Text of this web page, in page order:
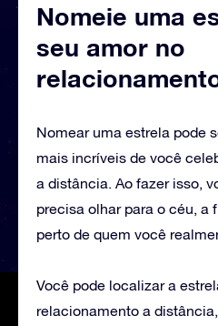
Nomeie uma
seu amor no
Nomear uma estrela pode
mais incríveis de você
a distância. Ao fazer isso,
precisa olhar para o céu, a
perto de quem você
Você pode localizar a
relacionamento a